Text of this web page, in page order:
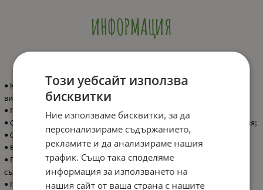
ИНФОРМАЦИЯ
• Комплект от 2 броя кош за бебешки аксесоари, изработен от
висококачествени памучни материи;
• Пълнеж: 100% полиестер;
• Осигурява лесен достъп до принадлежностите за повиване и баня;
• Стилен дизайн със закачлив десен в нежни цветове;
• Включва голям кош 22х22 см и малък 18х18 см;
• Предлага се в прахоусойчива чанта за лесно пренасяне и
съхранение;
• Произведено в България.
Този уебсайт използва
бисквитки
Ние използваме бисквитки, за да
персонализираме съдържанието,
рекламите и да анализираме нашия
трафик. Също така споделяме
информация за използването на
нашия сайт от ваша страна с нашите